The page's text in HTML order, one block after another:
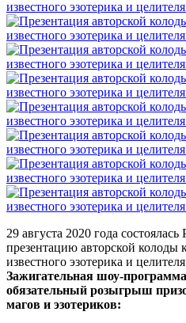
29 августа 2020 года
презентацию авторской колоды
известного эзотерика и
Зажигательная шоу-
обязательный розыгрыш
магов и эзотериков: